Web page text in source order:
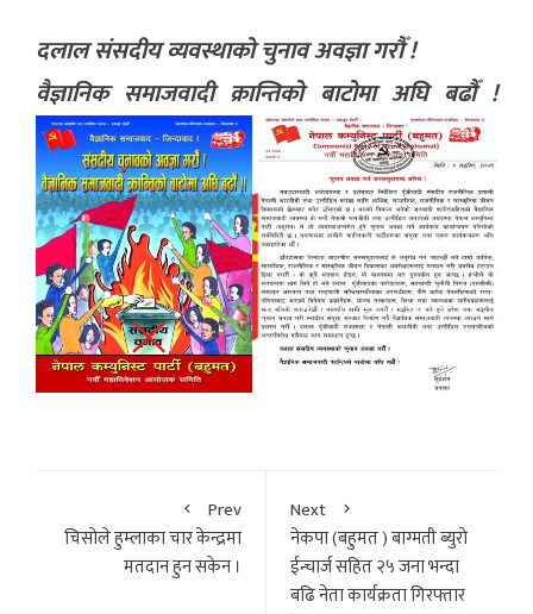
दलाल संसदीय व्यवस्थाको चुनाव अवज्ञा गरौँ !
वैज्ञानिक समाजवादी क्रान्तिको बाटोमा अघि बढौँ !
Prev
चिसाेले हुम्लाका चार केन्द्रमा
मतदान हुन सकेन ।
Next
नेकपा (बहुमत ) बाग्मती ब्युराे
ईन्चार्ज सहित २५ जना भन्दा
बढि नेता कार्यक्रता गिरफ्तार